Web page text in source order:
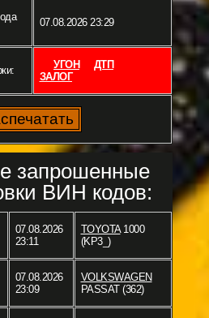
07.08.2026 23:29
УГОН
ДТП
ЗАЛОГ
запрошенные
ВИН кодов:
07.08.2026
23:11
TOYOTA1000
(KP3_)
07.08.2026
23:09
VOLKSWAGEN
PASSAT (362)